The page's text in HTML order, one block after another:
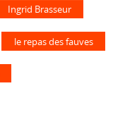
Ingrid Brasseur
le repas des fauves